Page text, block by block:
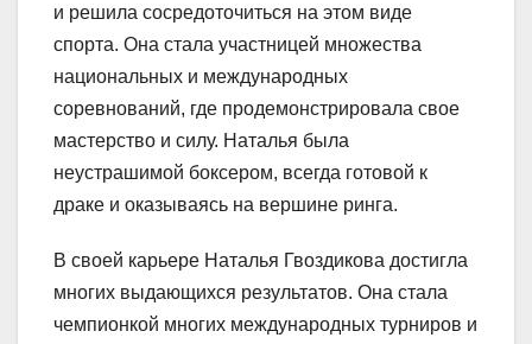
и решила сосредоточиться на этом виде
спорта. Она стала участницей множества
национальных и международных
соревнований, где продемонстрировала свое
мастерство и силу. Наталья была
неустрашимой боксером, всегда готовой к
драке и оказываясь на вершине ринга.
В своей карьере Наталья Гвоздикова достигла
многих выдающихся результатов. Она стала
чемпионкой многих международных турниров и